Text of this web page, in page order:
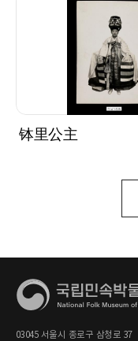
钵里公主
03045 서울시 종로구 삼청로 37